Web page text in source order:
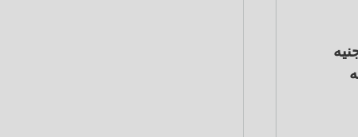
في البنك الأهلي المصري وبنك مصر عند مستوى 13.25 جنيه للشراء و13.32 جنيه
بنحو 13.22 جنيه